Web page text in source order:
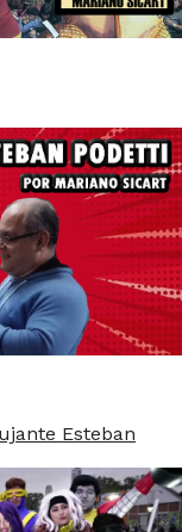
Esteban